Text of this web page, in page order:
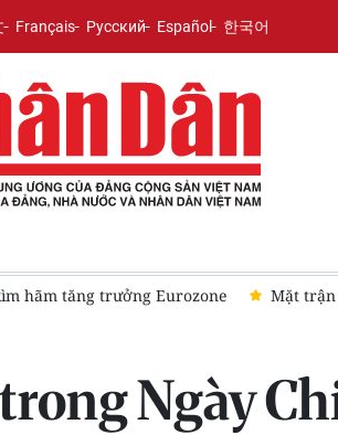
Français Русский Español 한국어
an ninh mới ở châu Phi Iran và
Ngày